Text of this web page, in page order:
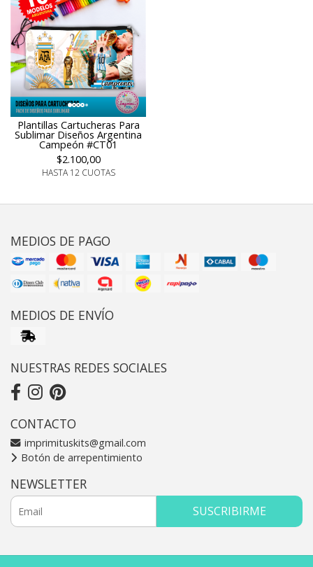
Plantillas Cartucheras Para
Sublimar Diseños Argentina
Campeón #CT01
$2.100,00
HASTA 12 CUOTAS
MEDIOS DE PAGO
MEDIOS DE ENVÍO
NUESTRAS REDES SOCIALES
CONTACTO
imprimituskits@gmail.com
Botón de arrepentimiento
NEWSLETTER
SUSCRIBIRME